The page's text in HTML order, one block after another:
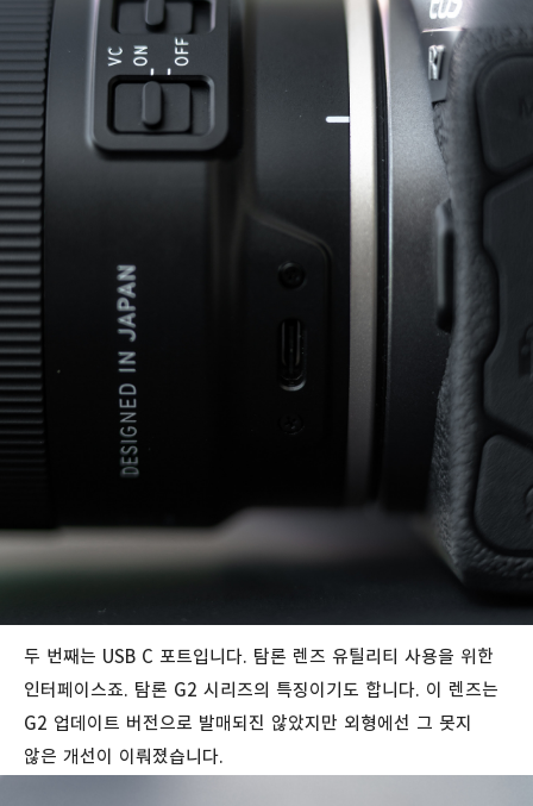
두 번째는 USB C 포트입니다. 탐론 렌즈 유틸리티 사용을 위한
인터페이스죠. 탐론 G2 시리즈의 특징이기도 합니다. 이 렌즈는
G2 업데이트 버전으로 발매되진 않았지만 외형에선 그 못지
않은 개선이 이뤄졌습니다.